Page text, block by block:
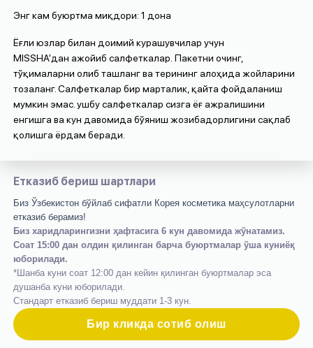
Энг кам буюртма миқдори: 1 дона
Ёғли юзлар билан доимий курашувчилар учун
MISSHA'дан ажойиб салфеткалар. Пакетни очинг,
тўқималарни олиб ташланг ва терининг алоҳида жойларини
тозаланг. Салфеткалар бир марталик, қайта фойдаланиш
мумкин эмас. ушбу салфеткалар сизга ёғ ажралишини
енгишга ва кун давомида бўяниш жозибадорлигини сақлаб
қолишга ёрдам беради.
Етказиб бериш шартлари
Биз Ўзбекистон бўйлаб сифатли Корея косметика маҳсулотларни
етказиб берамиз!
Биз харидларингизни ҳафтасига 6 кун давомида жўнатамиз.
Соат 15:00 дан олдин қилинган барча буюртмалар ўша куниёқ
юборилади.
*Шанба куни соат 12:00 дан кейин қилинган буюртмалар эса
душанба куни юборилади.
Стандарт етказиб бериш муддати 1-3 кун.
Бир кликда сотиб олиш